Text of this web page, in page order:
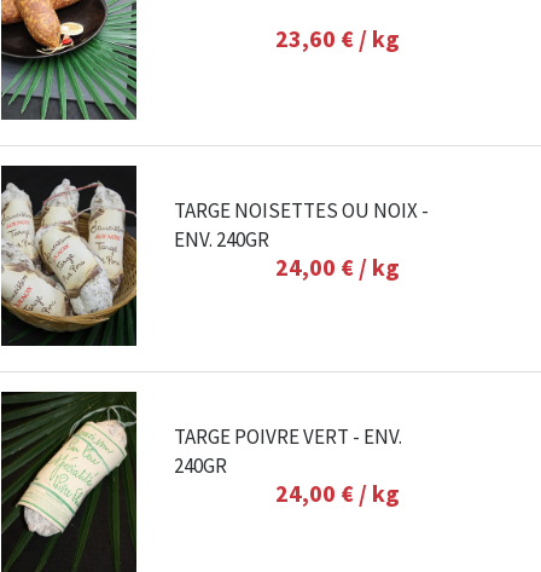
23,60 € / kg
TARGE NOISETTES OU NOIX -
ENV. 240GR
24,00 € / kg
TARGE POIVRE VERT - ENV.
240GR
24,00 € / kg